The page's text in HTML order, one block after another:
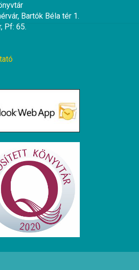
Bartók Béla tér 1.
Pf: 65.